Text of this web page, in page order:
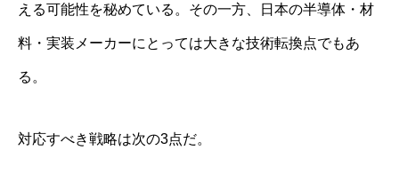
える可能性を秘めている。その一方、日本の半導体・材
料・実装メーカーにとっては大きな技術転換点でもあ
る。
対応すべき戦略は次の3点だ。